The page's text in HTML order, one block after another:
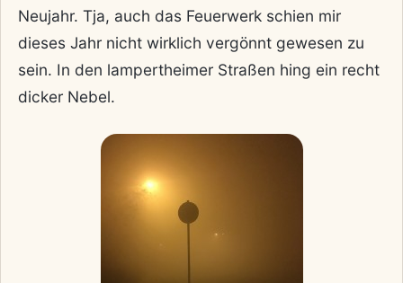
Neujahr. Tja, auch das Feuerwerk schien mir
dieses Jahr nicht wirklich vergönnt gewesen zu
sein. In den lampertheimer Straßen hing ein recht
dicker Nebel.